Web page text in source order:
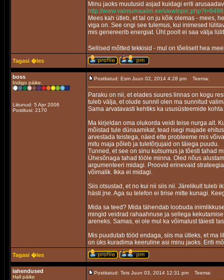
Minu jaoks muutusid asjad kuidagi eriti
http://www.vaimumaailm.ee/viewtopic.php?t=6498
Mees kah ütleb, et tal on ju kõik olemas - mees,
viga on. See ongi see tulemus, kui inimesed
mis genereerib energiat. Üht poolt ei saa välja
Sellised mõtted tekkisid - mul on tõeliselt hea
Tagasi �les
boss
Indigo päike.
Liitunud: 5 Apr 2006
Postitusi: 2170
Postitatud: Esm Juun 02, 2014 4:28 pm Teema:
Paraku on nii, et elades suures linnas on kogu
tuleb välja, et olude sunnil olen ma sunnitud
Sama arvatavasti kehtiks ka ususüsteemide kohta.
Ma kirjeldan oma olukorda veidi teise nurga alt.
mõistad tule dünaamikat, tead isegi majade
arvestada teistega, näed ette probleeme mis
mitu maja põleb ja tuletõrjujaid on täiega puudu.
Tunned, et see on sinu kutsumus ja tõesti tahad
Ühesõnaga tahad tööle minna. Oled nõus
argumenteeri midagi. Proovid erinevaid
võimalik. Ikka ei midagi.
Siis otsustad, et no kui nii siis nii. Järelikult tuleb
hästi jne. Aga su telefon ei tirise mitte kunagi.
Mida sa teed? Mida tähendab loobuda
mingid veidrad rahaahnuse ja sellega
areneks. Samas, ei ole mul ka võimalust täiesti
Mis puudutab tööd endaga, siis ma ütleks, et ma
on üks kuradima keeruline asi minu jaoks. Eriti
Tagasi �les
lahendused
Hall päike
Postitatud: Teis Juun 03, 2014 12:31 pm Teema: